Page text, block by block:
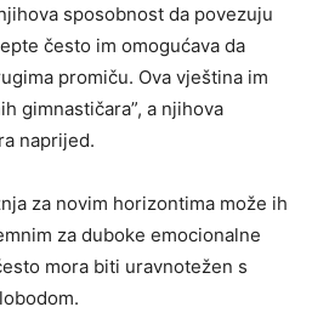
sposobnost da povezuju
često im omogućava da
promiču. Ova vještina im
gimnastičara”, a njihova
naprijed.
za novim horizontima može ih
za duboke emocionalne
mora biti uravnotežen s